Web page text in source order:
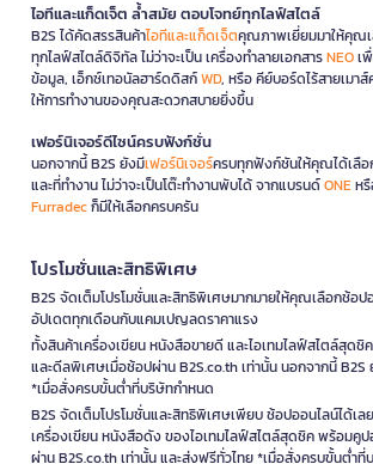
ไอทีและแก็ดเจ็ต ล้ำสมัย ตอบโจทย์ทุกไลฟ์สไตล์
B2S ได้คัดสรรสินค้าไอทีและแก็ดเจ็ตคุณภาพเยี่ยมมาให้คุณ
ทุกไลฟ์สไตล์ดิจิทัล ไม่ว่าจะเป็น เครื่องทำลายเอกสารNEOเ
ข้อมูล, เอ็กซ์เทอนัลฮาร์ดดิสก์WD, หรือ คีย์บอร์ดไร้สายเมาส์
ให้การทำงานของคุณสะดวกสบายยิ่งขึ้น
เฟอร์นิเจอร์ดีไซน์ครบฟังก์ชั่น
นอกจากนี้ B2S ยังมีเฟอร์นิเจอร์ครบทุกฟังก์ชันให้คุณได้เลื
และที่ทำงาน ไม่ว่าจะเป็นโต๊ะทำงานพับได้ จากแบรนด์ONEห
Furradecก็มีให้เลือกครบครัน
โปรโมชั่นและสิทธิพิเศษ
B2S จัดเต็มโปรโมชั่นและสิทธิพิเศษมากมายให้คุณเลือกช้อป
อัปเดตทุกเดือนกับแคมเปญลดราคาแรง
ทั้งสินค้าเครื่องเขียน หนังสือขายดี และไอเทมไลฟ์สไตล์สุด
และดีลพิเศษเมื่อช้อปผ่าน B2S.co.th เท่านั้น นอกจากนี้ B2S
*เมื่อสั่งครบขั้นต่ำที่บริษัทกำหนด
B2S จัดเต็มโปรโมชั่นและสิทธิพิเศษเพียบ ช้อปออนไลน์ได้เ
เครื่องเขียน หนังสือดัง ของไอเทมไลฟ์สไตล์สุดชิค พร้อมคู
ผ่าน B2S.co.th เท่านั้น และส่งฟรีทั่วไทย *เมื่อสั่งครบขั้นต่ำ